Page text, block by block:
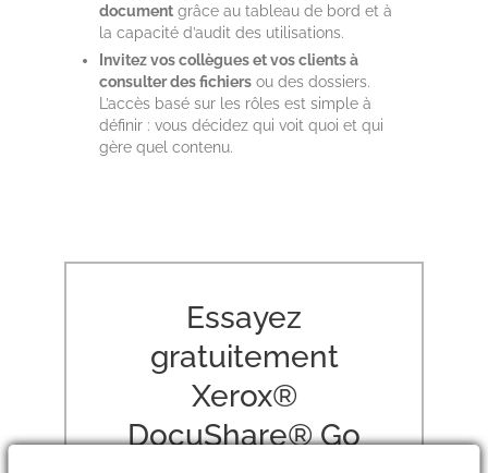
document grâce au tableau de bord et à
la capacité d’audit des utilisations.
Invitez vos collègues et vos clients à
consulter des fichiers ou des dossiers.
L’accès basé sur les rôles est simple à
définir : vous décidez qui voit quoi et qui
gère quel contenu.
Essayez
gratuitement
Xerox®
DocuShare® Go